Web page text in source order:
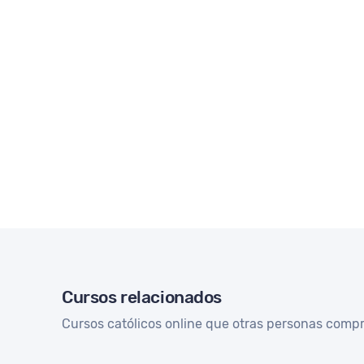
Cursos relacionados
Cursos católicos online que otras personas